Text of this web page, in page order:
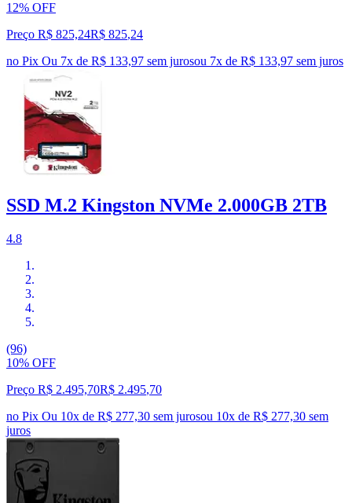
12% OFF
Preço R$ 825,24R$ 825,24
no Pix Ou 7x de R$ 133,97 sem jurosou 7x de R$ 133,97 sem juros
SSD M.2 Kingston NVMe 2.000GB 2TB
4.8
(96)
10% OFF
Preço R$ 2.495,70R$ 2.495,70
no Pix Ou 10x de R$ 277,30 sem jurosou 10x de R$ 277,30 sem
juros